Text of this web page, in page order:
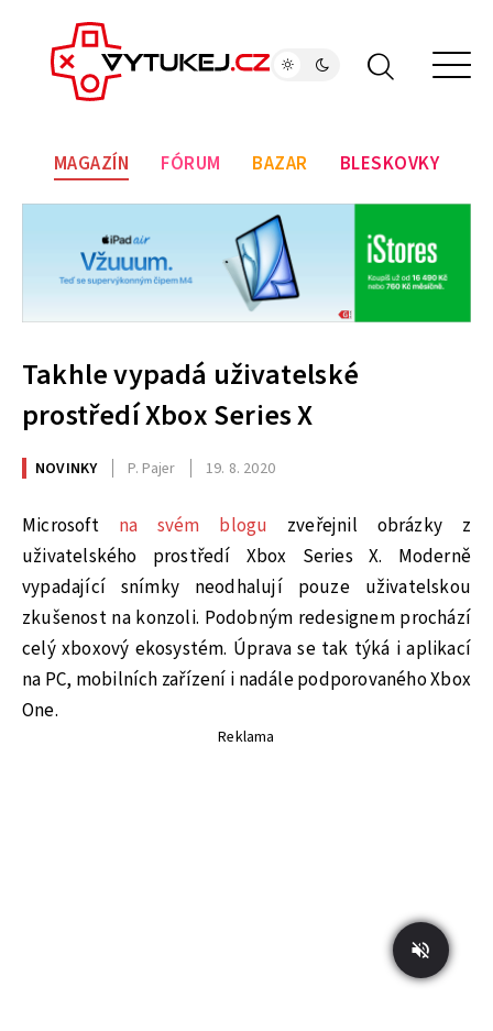
MAGAZÍN FÓRUM BAZAR BLESKOVKY
Takhle vypadá uživatelské
prostředí Xbox Series X
NOVINKY P. Pajer 19. 8. 2020
Microsoft na svém blogu zveřejnil obrázky z
uživatelského prostředí Xbox Series X. Moderně
vypadající snímky neodhalují pouze uživatelskou
zkušenost na konzoli. Podobným redesignem prochází
celý xboxový ekosystém. Úprava se tak týká i aplikací
na PC, mobilních zařízení i nadále podporovaného Xbox
One.
Reklama